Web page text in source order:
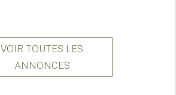
VOIR TOUTES LES
ANNONCES